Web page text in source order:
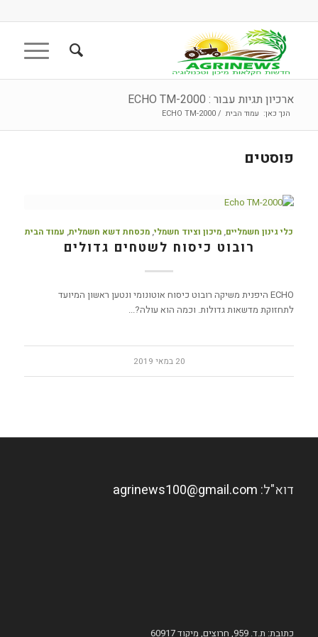
ארכיון תגיות עבור : ECHO TM-2000
הנך כאן: עמוד הבית /
ECHO TM-2000
פוסטים
כלי גינון חשמליים, מיכון וציוד חשמלי, מכסחת דשא חשמלית, עמוד הבית
רובוט כיסוח לשטחים גדולים
ECHO היפנית משיקה רובוט כיסוח אוטונומי ונטען ראשון המיועד
לתחזוקת מדשאות גדולות. וכמה הוא עולה?...
20 במאי 2019
דוא"ל: agrinews100@gmail.com
כתובת: ת.ד. 959, חרוצים, מיקוד 60917